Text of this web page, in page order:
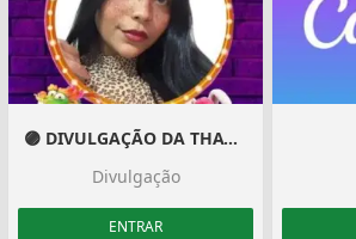
🟣 DIVULGAÇÃO DA THAY🟣
Divulgação
ENTRAR